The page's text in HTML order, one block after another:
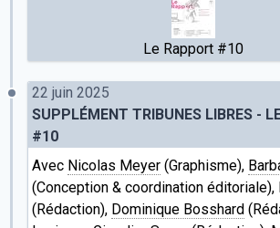
Le Rapport #10
22 juin 2025
SUPPLÉMENT TRIBUNES LIBRES -
#10
Avec Nicolas Meyer (Graphisme),
(Conception & coordination éditoriale),
(Rédaction), Dominique Bosshard